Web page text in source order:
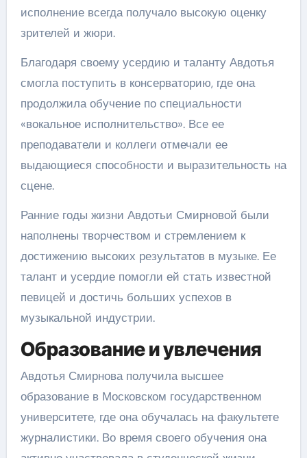
исполнение всегда получало высокую оценку
зрителей и жюри.
Благодаря своему усердию и таланту Авдотья
смогла поступить в консерваторию, где она
продолжила обучение по специальности
«вокальное исполнительство». Все ее
преподаватели и коллеги отмечали ее
выдающиеся способности и выразительность на
сцене.
Ранние годы жизни Авдотьи Смирновой были
наполнены творчеством и стремлением к
достижению высоких результатов в музыке. Ее
талант и усердие помогли ей стать известной
певицей и достичь больших успехов в
музыкальной индустрии.
Образование и увлечения
Авдотья Смирнова получила высшее
образование в Московском государственном
университете, где она обучалась на факультете
журналистики. Во время своего обучения она